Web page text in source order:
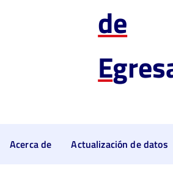
de
E
Acerca de Actualización de datos